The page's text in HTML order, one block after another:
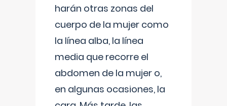
harán otras zonas del
cuerpo de la mujer como
la línea alba, la línea
media que recorre el
abdomen de la mujer o,
en algunas ocasiones, la